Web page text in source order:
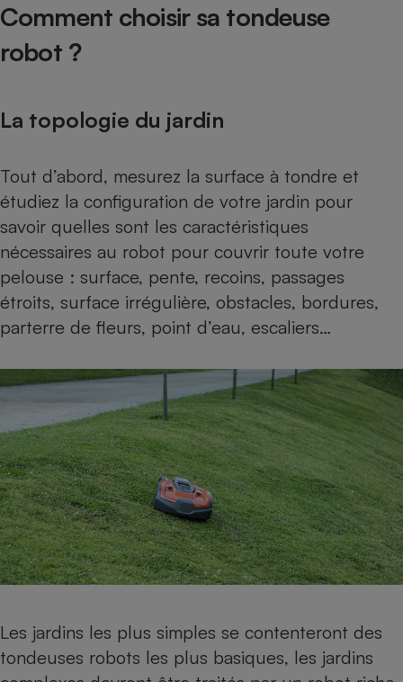
Comment choisir sa tondeuse
robot ?
La topologie du jardin
Tout d’abord, mesurez la surface à tondre et
étudiez la configuration de votre jardin pour
savoir quelles sont les caractéristiques
nécessaires au robot pour couvrir toute votre
pelouse : surface, pente, recoins, passages
étroits, surface irrégulière, obstacles, bordures,
parterre de fleurs, point d’eau, escaliers…
Les jardins les plus simples se contenteront des
tondeuses robots les plus basiques, les jardins